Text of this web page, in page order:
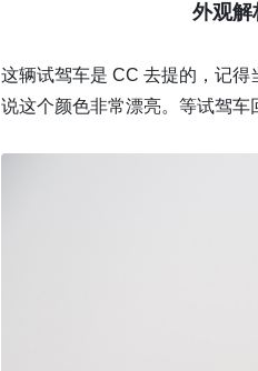
外观解
这辆试驾车是 CC 去提的，记
说这个颜色非常漂亮。等试驾车